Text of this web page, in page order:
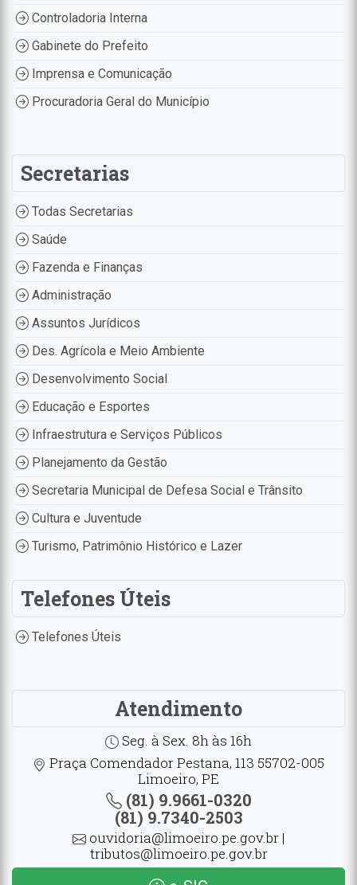
Controladoria Interna
Gabinete do Prefeito
Imprensa e Comunicação
Procuradoria Geral do Município
Secretarias
Todas Secretarias
Saúde
Fazenda e Finanças
Administração
Assuntos Jurídicos
Des. Agrícola e Meio Ambiente
Desenvolvimento Social
Educação e Esportes
Infraestrutura e Serviços Públicos
Planejamento da Gestão
Secretaria Municipal de Defesa Social e Trânsito
Cultura e Juventude
Turismo, Patrimônio Histórico e Lazer
Telefones Úteis
Telefones Úteis
Atendimento
Seg. à Sex. 8h às 16h
Praça Comendador Pestana, 113 55702-005
Limoeiro, PE
(81) 9.9661-0320
(81) 9.7340-2503
ouvidoria@limoeiro.pe.gov.br |
tributos@limoeiro.pe.gov.br